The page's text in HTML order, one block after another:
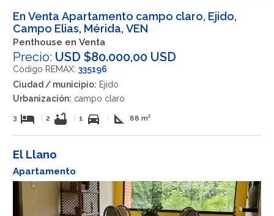
En Venta Apartamento campo claro, Ejido,
Campo Elias, Mérida, VEN
Penthouse en Venta
Precio: USD $80.000,00 USD
Código REMAX: 335196
Ciudad / municipio: Ejido
Urbanización: campo claro
3 hotel 2 bathtub 1 directions_car square_foot 88 m²
El Llano
Apartamento